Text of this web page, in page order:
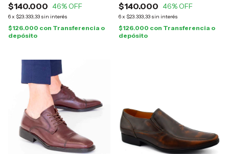
$140.000 46% OFF
6x $23.333,33 sin interés
$126.000 con Transferencia o
depósito
$140.000 46% OFF
6x $23.333,33 sin interés
$126.000 con Transferencia o
depósito